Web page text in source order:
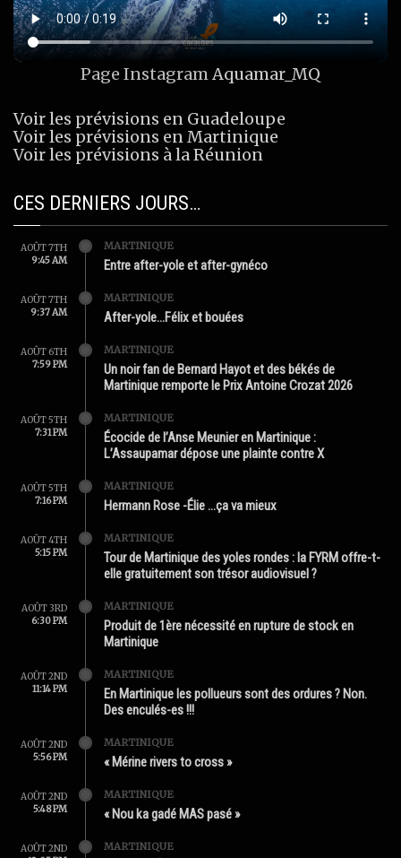
Page InstagramAquamar_MQ
Voir les prévisions en Guadeloupe
Voir les prévisions en Martinique
Voir les prévisions à la Réunion
CES DERNIERS JOURS…
AOÛT 7TH
9:45 AM
MARTINIQUE
Entre after-yole et after-gynéco
AOÛT 7TH
9:37 AM
MARTINIQUE
After-yole…Félix et bouées
AOÛT 6TH
7:59 PM
MARTINIQUE
Un noir fan de Bernard Hayot et des békés de
Martinique remporte le Prix Antoine Crozat 2026
AOÛT 5TH
7:31 PM
MARTINIQUE
Écocide de l’Anse Meunier en Martinique :
L’Assaupamar dépose une plainte contre X
AOÛT 5TH
7:16 PM
MARTINIQUE
Hermann Rose -Élie …ça va mieux
AOÛT 4TH
5:15 PM
MARTINIQUE
Tour de Martinique des yoles rondes : la FYRM offre-t-
elle gratuitement son trésor audiovisuel ?
AOÛT 3RD
6:30 PM
MARTINIQUE
Produit de 1ère nécessité en rupture de stock en
Martinique
AOÛT 2ND
11:14 PM
MARTINIQUE
En Martinique les pollueurs sont des ordures ? Non.
Des enculés-es !!!
AOÛT 2ND
5:56 PM
MARTINIQUE
« Mérine rivers to cross »
AOÛT 2ND
5:48 PM
MARTINIQUE
« Nou ka gadé MAS pasé »
AOÛT 2ND
MARTINIQUE